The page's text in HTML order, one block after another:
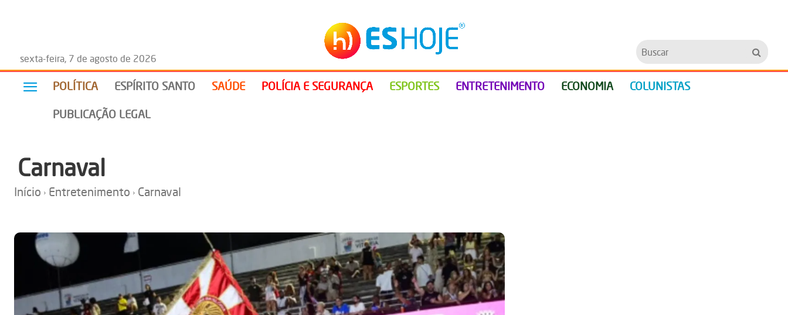
sexta-feira, 7 de agosto de 2026
Buscar
POLÍTICA ESPÍRITO SANTO SAÚDE POLÍCIA E SEGURANÇA ESPORTES ENTRETENIMENTO ECONOMIA COLUNISTAS
PUBLICAÇÃO LEGAL
Carnaval
Início Entretenimento Carnaval